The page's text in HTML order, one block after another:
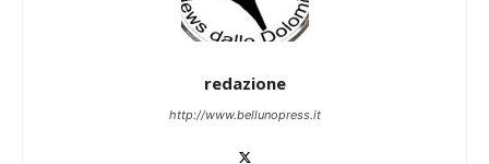
redazione
http://www.bellunopress.it